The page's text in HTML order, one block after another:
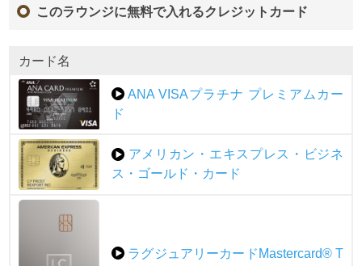
このラウンジに無料で入れるクレジットカード
カード名
ANA VISAプラチナ プレミアムカー
ド
アメリカン・エキスプレス・ビジネ
ス・ゴールド・カード
ラグジュアリーカードMastercard® T